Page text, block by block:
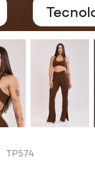
TP574